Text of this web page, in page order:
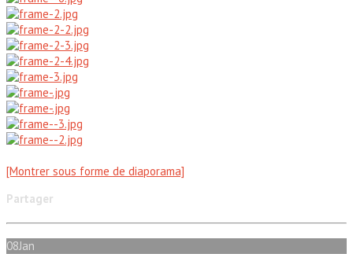
[Montrer sous forme de diaporama]
Partager
08Jan